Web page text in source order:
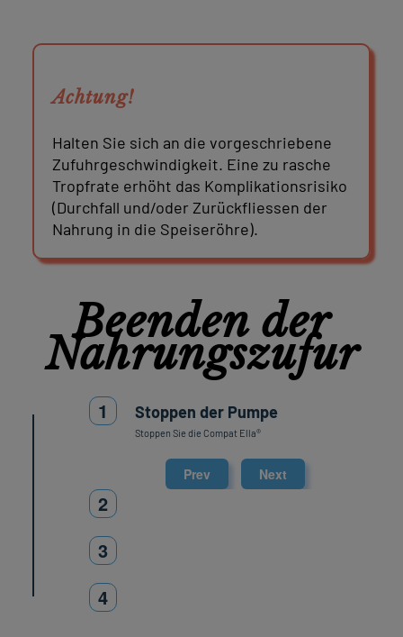
Achtung!
Halten Sie sich an die vorgeschriebene
Zufuhrgeschwindigkeit. Eine zu rasche
Tropfrate erhöht das Komplikationsrisiko
(Durchfall und/oder Zurückfliessen der
Nahrung in die Speiseröhre).
Beenden der
Nahrungszufur
1 Stoppen der Pumpe
Stoppen Sie die Compat Ella®
Prev Next
2
3
4